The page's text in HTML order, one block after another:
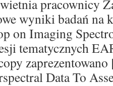
pracownicy
wyniki badań na
on Imaging
tematycznych
Data To